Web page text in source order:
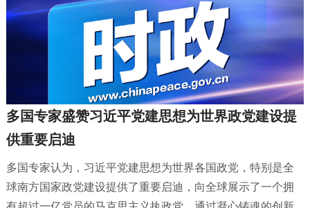
多国专家盛赞习近平党建思想为世界政党建设提
供重要启迪
多国专家认为，习近平党建思想为世界各国政党，特别是全
球南方国家政党建设提供了重要启迪，向全球展示了一个拥